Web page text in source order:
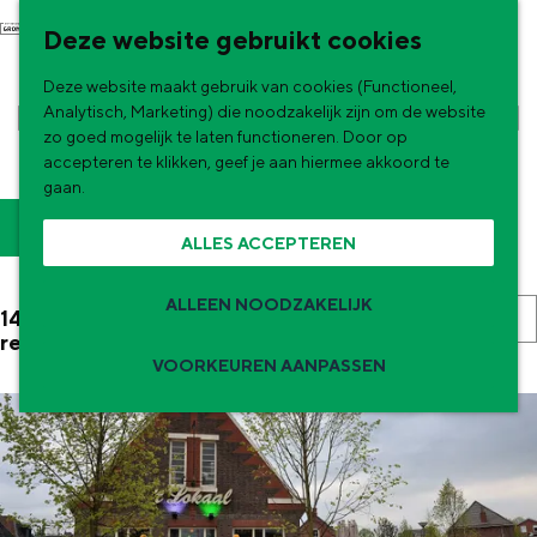
Deze website gebruikt cookies
Deze website maakt gebruik van cookies (Functioneel,
Analytisch, Marketing) die noodzakelijk zijn om de website
zo goed mogelijk te laten functioneren. Door op
accepteren te klikken, geef je aan hiermee akkoord te
gaan.
ALLES ACCEPTEREN
ALLEEN NOODZAKELIJK
VOORKEUREN AANPASSEN
G
h
m
e
p
a
Uitagenda
Nieuwe winkels & horeca in de stad
Zomervakantie tips
De zomervakantie is begonnen! Dit zijn
de leukste uitjes voor kinderen in Stad en
Ommeland voor deze zomervakantie.
RESTAURANTS EN CAFÉS IN
GRONINGEN
a
t
z
o
e
k
o
t
e
r
o
p
145 t/m 168 van 331
resultaten
S
o
r
t
e
e